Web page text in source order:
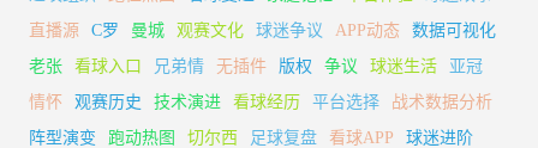
直播源
C罗 曼城 观赛文化 球迷争议 APP动态
数据可视化
老张
看球入口 兄弟情 无插件 版权 争议 球迷生活
亚冠
情怀
观赛历史 技术演进 看球经历 平台选择
战术数据分析
阵型演变
跑动热图 切尔西 足球复盘 看球APP
球迷进阶